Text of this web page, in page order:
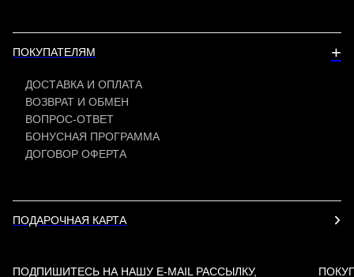
ПОКУПАТЕЛЯМ +
ДОСТАВКА И ОПЛАТА
ВОЗВРАТ И ОБМЕН
ВОПРОС-ОТВЕТ
БОНУСНАЯ ПРОГРАММА
ДОГОВОР ОФЕРТА
ПОДАРОЧНАЯ КАРТА
ПОДПИШИТЕСЬ НА НАШУ E-MAIL РАССЫЛКУ,